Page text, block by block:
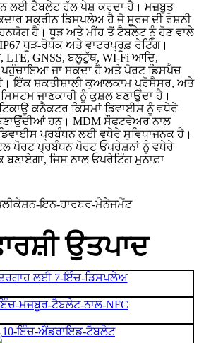
ਲਈ ਟੈਬਲੇਟ ਹੱਲ ਪੇਸ਼ ਕਰਦਾ ਹੈ। ਮਜ਼ਬੂਤ
ਸਕ੍ਰੀਨ ਡਿਸਪਲੇਅ ਹੈ ਜੋ ਸੂਰਜ ਦੀ ਰੌਸ਼ਨੀ
ਹੈ। ਧੂੜ ਅਤੇ ਮੀਂਹ ਤੋਂ ਟੈਬਲੇਟ ਨੂੰ ਹੋਣ ਵਾਲੇ
ਧੂੜ-ਰੋਧਕ ਅਤੇ ਵਾਟਰਪ੍ਰੂਫ਼ ਰੇਟਿੰਗ।
LTE, GNSS, ਬਲੂਟੁੱਥ, WI-Fi ਆਦਿ,
ਪਹੁੰਚਾਇਆ ਜਾ ਸਕਦਾ ਹੈ ਅਤੇ ਪੋਰਟ ਡਿਸਪੈਚ
ਇੱਕ ਸ਼ਕਤੀਸ਼ਾਲੀ ਕੁਆਲਕਾਮ ਪ੍ਰੋਸੈਸਰ, ਅਤੇ
ਜਾਣਕਾਰੀ ਨੂੰ ਕੁਸ਼ਲ ਬਣਾਉਂਦਾ ਹੈ।
ਕਨੈਕਟਰ ਕਿਸਮਾਂ ਡਿਵਾਈਸ ਨੂੰ ਵਧੇਰੇ
ਹਨ। MDM ਸੌਫਟਵੇਅਰ ਨਾਲ
ਪ੍ਰਬੰਧਨ ਲਈ ਵਧੇਰੇ ਸੁਵਿਧਾਜਨਕ ਹੈ।
ਪੋਰਟ ਪ੍ਰਬੰਧਨ ਪੋਰਟ ਓਪਰੇਸ਼ਨਾਂ ਨੂੰ ਵਧੇਰੇ
ਜਿਸ ਨਾਲ ਓਪਰੇਟਿੰਗ ਮੁਨਾਫ਼ਾ
ਉਤਪਾਦ